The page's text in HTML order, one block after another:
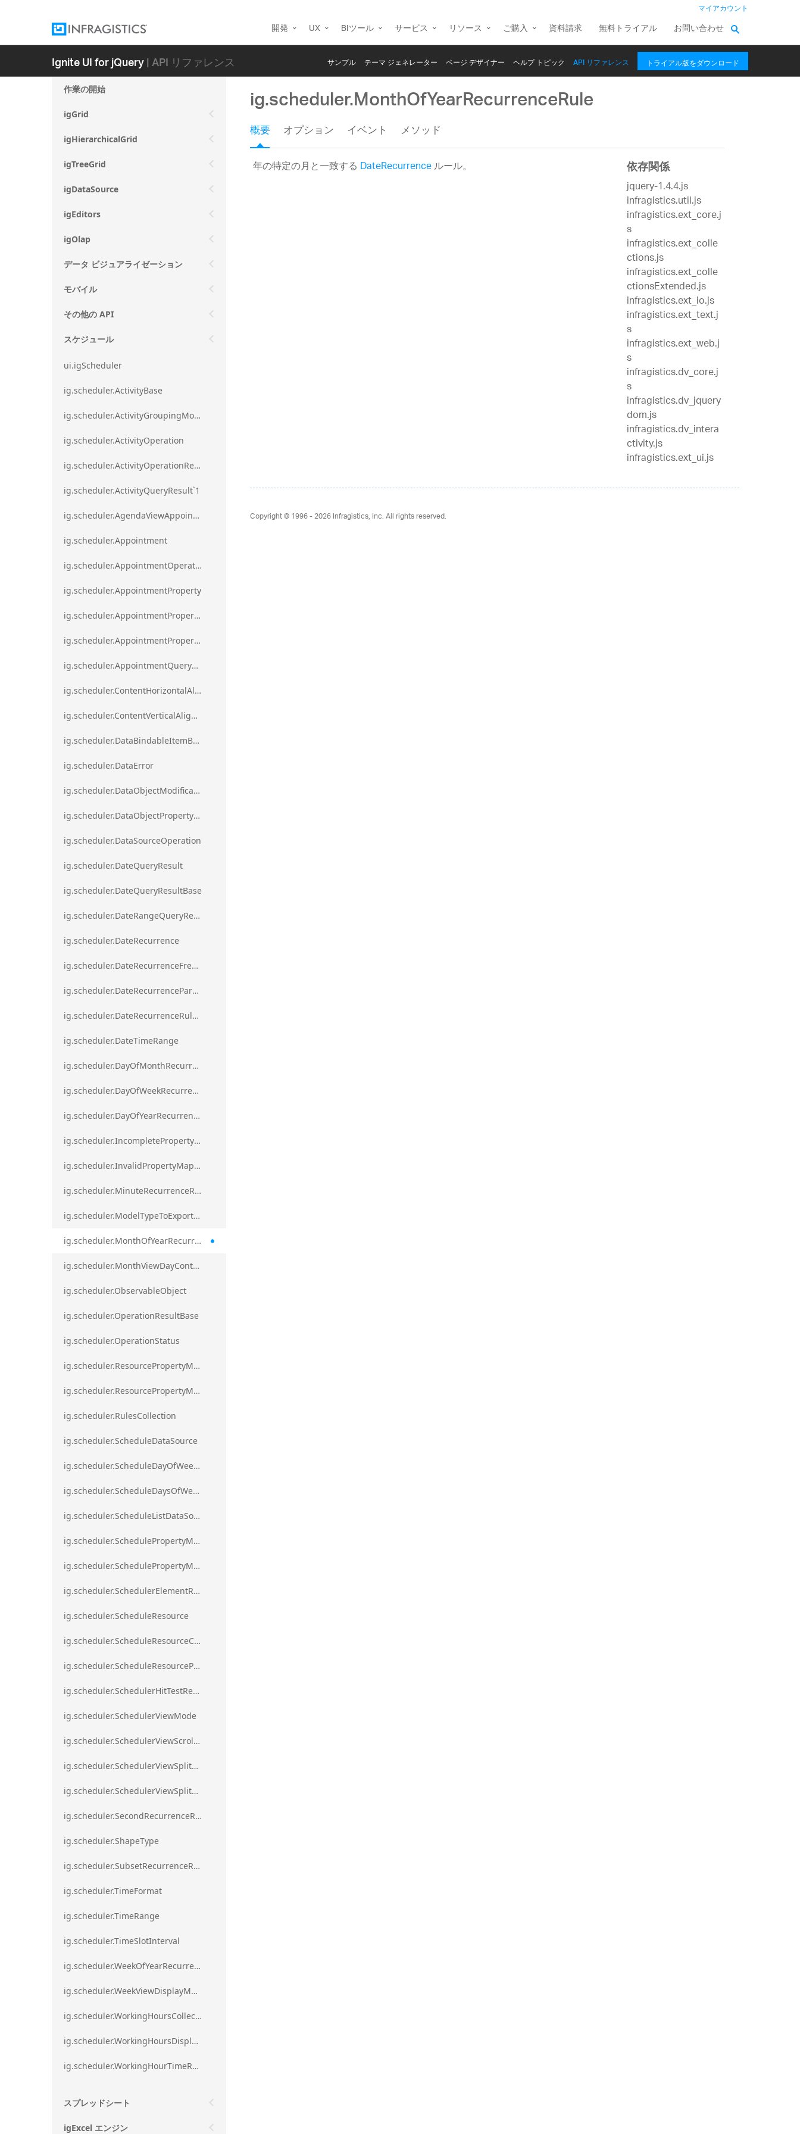
マイアカウント
開発 UX BIツール サービス リソース ご購入 資料請求 無料トライアル お問い合わせ
Ignite UI for jQuery| API リファレンス サンプル テーマ ジェネレーター ページ デザイナー ヘルプ トピック API リファレンス トライアル版をダウンロード
作業の開始
igGrid
igHierarchicalGrid
igTreeGrid
igDataSource
igEditors
igOlap
データ ビジュアライゼーション
モバイル
その他の API
スケジュール
ui.igScheduler
ig.scheduler.ActivityBase
ig.scheduler.ActivityGroupingMode
ig.scheduler.ActivityOperation
ig.scheduler.ActivityOperationResult`1
ig.scheduler.ActivityQueryResult`1
ig.scheduler.AgendaViewAppointmentScope
ig.scheduler.Appointment
ig.scheduler.AppointmentOperationResult
ig.scheduler.AppointmentProperty
ig.scheduler.AppointmentPropertyMapping
ig.scheduler.AppointmentPropertyMappingsCollection
ig.scheduler.AppointmentQueryResult
ig.scheduler.ContentHorizontalAlignment
ig.scheduler.ContentVerticalAlignment
ig.scheduler.DataBindableItemBase
ig.scheduler.DataError
ig.scheduler.DataObjectModificationError`1
ig.scheduler.DataObjectPropertyAccessError`1
ig.scheduler.DataSourceOperation
ig.scheduler.DateQueryResult
ig.scheduler.DateQueryResultBase
ig.scheduler.DateRangeQueryResultBase
ig.scheduler.DateRecurrence
ig.scheduler.DateRecurrenceFrequency
ig.scheduler.DateRecurrenceParseError
ig.scheduler.DateRecurrenceRuleBase
ig.scheduler.DateTimeRange
ig.scheduler.DayOfMonthRecurrenceRule
ig.scheduler.DayOfWeekRecurrenceRule
ig.scheduler.DayOfYearRecurrenceRule
ig.scheduler.IncompletePropertyMappingsError`1
ig.scheduler.InvalidPropertyMappingError`1
ig.scheduler.MinuteRecurrenceRule
ig.scheduler.ModelTypeToExportClassMap
ig.scheduler.MonthOfYearRecurrenceRule
ig.scheduler.MonthViewDayContentDisplayMode
ig.scheduler.ObservableObject
ig.scheduler.OperationResultBase
ig.scheduler.OperationStatus
ig.scheduler.ResourcePropertyMapping
ig.scheduler.ResourcePropertyMappingsCollection
ig.scheduler.RulesCollection
ig.scheduler.ScheduleDataSource
ig.scheduler.ScheduleDayOfWeekSettings
ig.scheduler.ScheduleDaysOfWeekSettings
ig.scheduler.ScheduleListDataSource
ig.scheduler.SchedulePropertyMapping
ig.scheduler.SchedulePropertyMappingsCollection`1
ig.scheduler.SchedulerElementRole
ig.scheduler.ScheduleResource
ig.scheduler.ScheduleResourceColorScheme
ig.scheduler.ScheduleResourceProperty
ig.scheduler.SchedulerHitTestResult
ig.scheduler.SchedulerViewMode
ig.scheduler.SchedulerViewScrollDirection
ig.scheduler.SchedulerViewSplitOrientation
ig.scheduler.SchedulerViewSplitOrientationMode
ig.scheduler.SecondRecurrenceRule
ig.scheduler.ShapeType
ig.scheduler.SubsetRecurrenceRule
ig.scheduler.TimeFormat
ig.scheduler.TimeRange
ig.scheduler.TimeSlotInterval
ig.scheduler.WeekOfYearRecurrenceRule
ig.scheduler.WeekViewDisplayMode
ig.scheduler.WorkingHoursCollection
ig.scheduler.WorkingHoursDisplayMode
ig.scheduler.WorkingHourTimeRange
スプレッドシート
igExcel エンジン
ig.scheduler.MonthOfYearRecurrenceRule
概要 オプション イベント メソッド
年の特定の月と一致する DateRecurrenceルール。 依存関係
jquery-1.4.4.js
infragistics.util.js
infragistics.ext_core.j
s
infragistics.ext_colle
ctions.js
infragistics.ext_colle
ctionsExtended.js
infragistics.ext_io.js
infragistics.ext_text.j
s
infragistics.ext_web.j
s
infragistics.dv_core.j
s
infragistics.dv_jquery
dom.js
infragistics.dv_intera
ctivity.js
infragistics.ext_ui.js
Copyright © 1996 - 2026Infragistics, Inc. All rights reserved.